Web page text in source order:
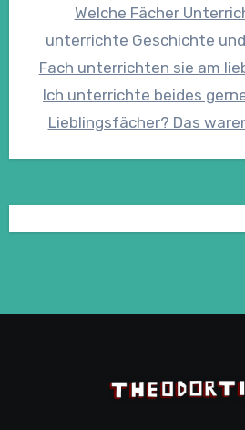
Welche Fächer
unterrichte Geschichte
Fach unterrichten sie am
Ich unterrichte beides
Lieblingsfächer? Das